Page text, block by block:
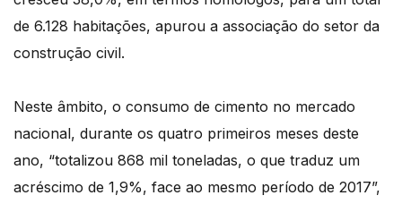
de 6.128 habitações, apurou a associação do setor da
construção civil.
Neste âmbito, o consumo de cimento no mercado
nacional, durante os quatro primeiros meses deste
ano, “totalizou 868 mil toneladas, o que traduz um
acréscimo de 1,9%, face ao mesmo período de 2017”,